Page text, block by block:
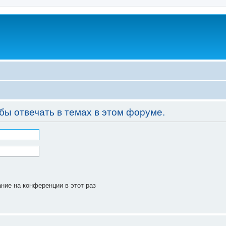
отвечать в темах в этом форуме.
на конференции в этот раз